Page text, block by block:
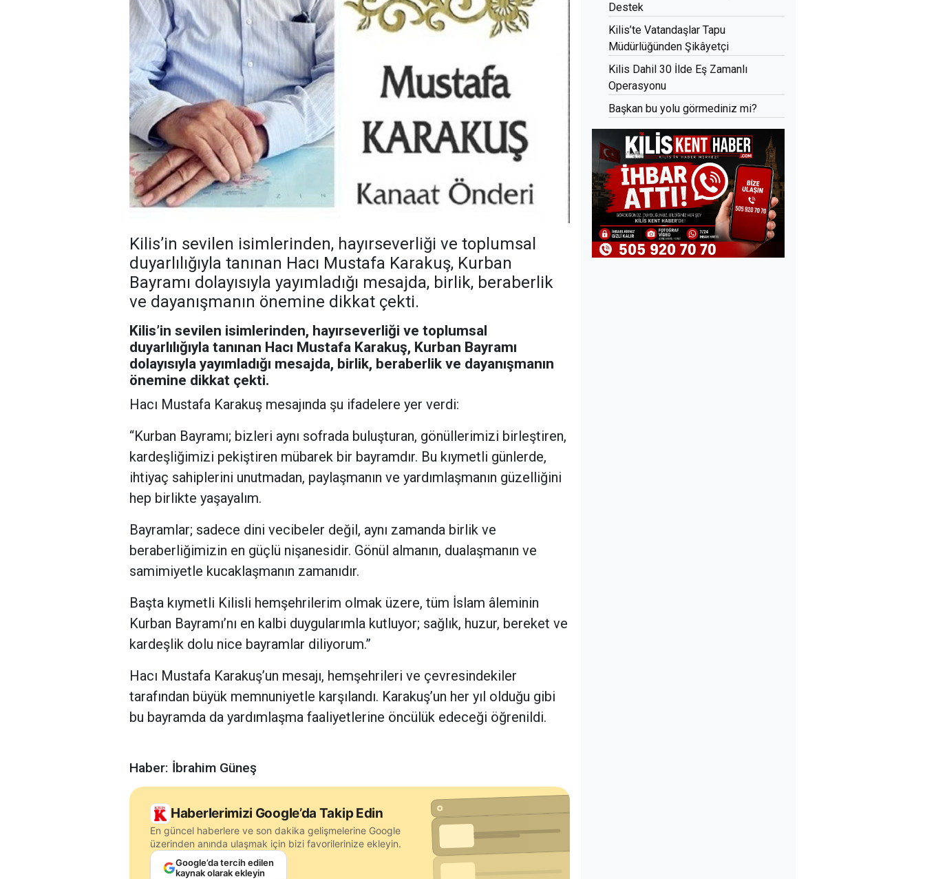
Kilis’in sevilen isimlerinden, hayırseverliği ve toplumsal
duyarlılığıyla tanınan Hacı Mustafa Karakuş, Kurban
Bayramı dolayısıyla yayımladığı mesajda, birlik, beraberlik
ve dayanışmanın önemine dikkat çekti.
Kilis’in sevilen isimlerinden, hayırseverliği ve toplumsal
duyarlılığıyla tanınan Hacı Mustafa Karakuş, Kurban Bayramı
dolayısıyla yayımladığı mesajda, birlik, beraberlik ve dayanışmanın
önemine dikkat çekti.
Hacı Mustafa Karakuş mesajında şu ifadelere yer verdi:
“Kurban Bayramı; bizleri aynı sofrada buluşturan, gönüllerimizi birleştiren,
kardeşliğimizi pekiştiren mübarek bir bayramdır. Bu kıymetli günlerde,
ihtiyaç sahiplerini unutmadan, paylaşmanın ve yardımlaşmanın güzelliğini
hep birlikte yaşayalım.
Bayramlar; sadece dini vecibeler değil, aynı zamanda birlik ve
beraberliğimizin en güçlü nişanesidir. Gönül almanın, dualaşmanın ve
samimiyetle kucaklaşmanın zamanıdır.
Başta kıymetli Kilisli hemşehrilerim olmak üzere, tüm İslam âleminin
Kurban Bayramı’nı en kalbi duygularımla kutluyor; sağlık, huzur, bereket ve
kardeşlik dolu nice bayramlar diliyorum.”
Hacı Mustafa Karakuş’un mesajı, hemşehrileri ve çevresindekiler
tarafından büyük memnuniyetle karşılandı. Karakuş’un her yıl olduğu gibi
bu bayramda da yardımlaşma faaliyetlerine öncülük edeceği öğrenildi.
Haber: İbrahim Güneş
Haberlerimizi Google’da Takip Edin
En güncel haberlere ve son dakika gelişmelerine Google
üzerinden anında ulaşmak için bizi favorilerinize ekleyin.
Google’da tercih edilen
kaynak olarak ekleyin
Destek
Kilis’te Vatandaşlar Tapu
Müdürlüğünden Şikâyetçi
Kilis Dahil 30 İlde Eş Zamanlı
Operasyonu
Başkan bu yolu görmediniz mi?